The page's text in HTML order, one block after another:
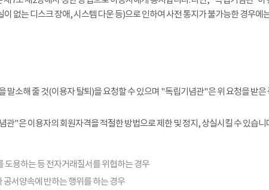
없는 디스크 장애, 시스템 다운 등)으로 인하여 사전 통지가 불가능한 경우에
소해 줄 것(이용자 탈퇴)을 요청할 수 있으며 "독립기념관"은 위 요청을 받은
관"은 이용자의 회원자격을 적절한 방법으로 제한 및 정지, 상실시킬 수 있습니
용하는 등 전자거래질서를 위협하는 경우
서양속에 반하는 행위를 하는 경우